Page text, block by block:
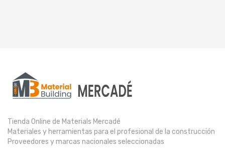
Tienda Online de Materials Mercadé
Materiales y herramientas para el profesional de la construcción
Proveedores y marcas nacionales seleccionadas